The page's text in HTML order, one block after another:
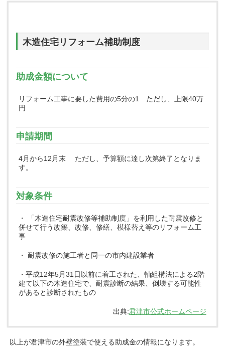
木造住宅リフォーム補助制度
助成金額について
リフォーム工事に要した費用の5分の1 ただし、上限40万
円
申請期間
4月から12月末 ただし、予算額に達し次第終了となりま
す。
対象条件
・ 「木造住宅耐震改修等補助制度」を利用した耐震改修と
併せて行う改築、改修、修繕、模様替え等のリフォーム工
事
・ 耐震改修の施工者と同一の市内建設業者
・平成12年5月31日以前に着工された、軸組構法による2階
建て以下の木造住宅で、耐震診断の結果、倒壊する可能性
があると診断されたもの
出典:君津市公式ホームページ
以上が君津市の外壁塗装で使える助成金の情報になります。